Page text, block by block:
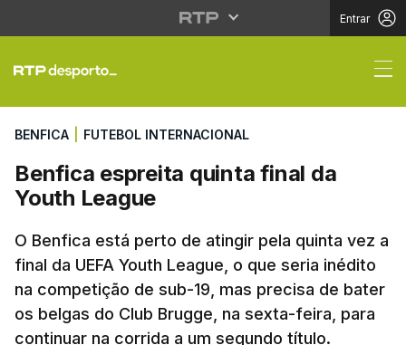
Entrar
Benfica espreita
BENFICA FUTEBOL INTERNACIONAL
Benfica espreita quinta final da
Youth League
O Benfica está perto de atingir pela quinta vez a
final da UEFA Youth League, o que seria inédito
na competição de sub-19, mas precisa de bater
os belgas do Club Brugge, na sexta-feira, para
continuar na corrida a um segundo título.